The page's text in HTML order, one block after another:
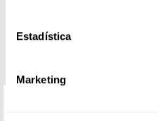
Estadística
Marketing
COMPLETA